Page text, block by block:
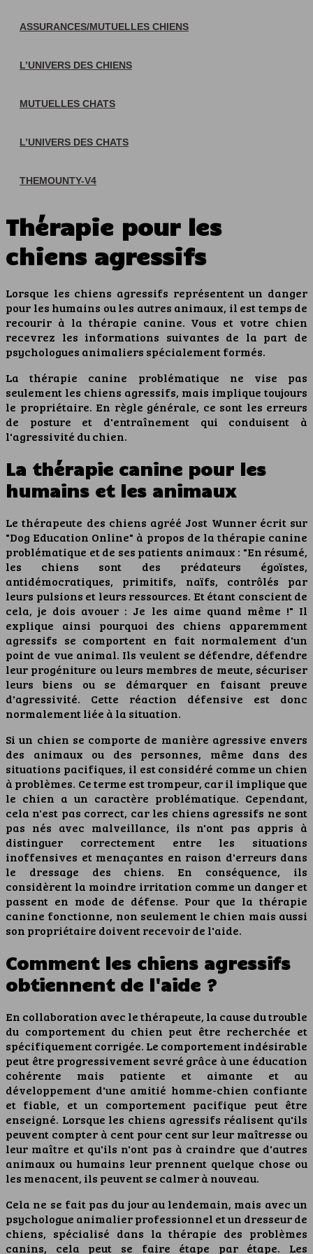
ASSURANCES/MUTUELLES CHIENS
L’UNIVERS DES CHIENS
MUTUELLES CHATS
L’UNIVERS DES CHATS
THEMOUNTY-V4
Thérapie pour les
chiens agressifs
Lorsque les chiens agressifs représentent un danger
pour les humains ou les autres animaux, il est temps de
recourir à la thérapie canine. Vous et votre chien
recevrez les informations suivantes de la part de
psychologues animaliers spécialement formés.
La thérapie canine problématique ne vise pas
seulement les chiens agressifs, mais implique toujours
le propriétaire. En règle générale, ce sont les erreurs
de posture et d'entraînement qui conduisent à
l'agressivité du chien.
La thérapie canine pour les
humains et les animaux
Le thérapeute des chiens agréé Jost Wunner écrit sur
"Dog Education Online" à propos de la thérapie canine
problématique et de ses patients animaux : "En résumé,
les chiens sont des prédateurs égoïstes,
antidémocratiques, primitifs, naïfs, contrôlés par
leurs pulsions et leurs ressources. Et étant conscient de
cela, je dois avouer : Je les aime quand même !" Il
explique ainsi pourquoi des chiens apparemment
agressifs se comportent en fait normalement d'un
point de vue animal. Ils veulent se défendre, défendre
leur progéniture ou leurs membres de meute, sécuriser
leurs biens ou se démarquer en faisant preuve
d'agressivité. Cette réaction défensive est donc
normalement liée à la situation.
Si un chien se comporte de manière agressive envers
des animaux ou des personnes, même dans des
situations pacifiques, il est considéré comme un chien
à problèmes. Ce terme est trompeur, car il implique que
le chien a un caractère problématique. Cependant,
cela n'est pas correct, car les chiens agressifs ne sont
pas nés avec malveillance, ils n'ont pas appris à
distinguer correctement entre les situations
inoffensives et menaçantes en raison d'erreurs dans
le dressage des chiens. En conséquence, ils
considèrent la moindre irritation comme un danger et
passent en mode de défense. Pour que la thérapie
canine fonctionne, non seulement le chien mais aussi
son propriétaire doivent recevoir de l'aide.
Comment les chiens agressifs
obtiennent de l'aide ?
En collaboration avec le thérapeute, la cause du trouble
du comportement du chien peut être recherchée et
spécifiquement corrigée. Le comportement indésirable
peut être progressivement sevré grâce à une éducation
cohérente mais patiente et aimante et au
développement d'une amitié homme-chien confiante
et fiable, et un comportement pacifique peut être
enseigné. Lorsque les chiens agressifs réalisent qu'ils
peuvent compter à cent pour cent sur leur maîtresse ou
leur maître et qu'ils n'ont pas à craindre que d'autres
animaux ou humains leur prennent quelque chose ou
les menacent, ils peuvent se calmer à nouveau.
Cela ne se fait pas du jour au lendemain, mais avec un
psychologue animalier professionnel et un dresseur de
chiens, spécialisé dans la thérapie des problèmes
canins, cela peut se faire étape par étape. Les